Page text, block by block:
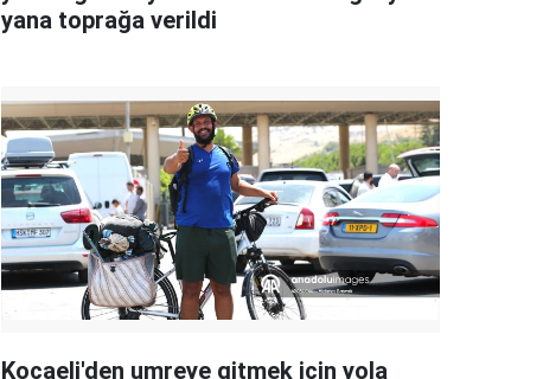
yana toprağa verildi
Kocaeli'den umreye gitmek için yola